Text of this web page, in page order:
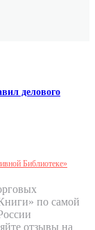
делового
Библиотеке»
по самой
отзывы на